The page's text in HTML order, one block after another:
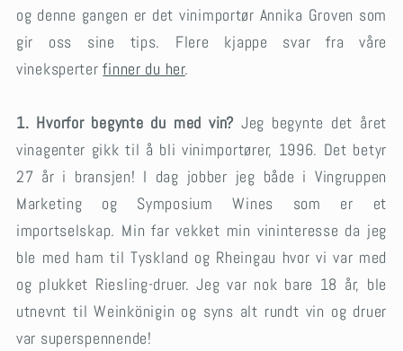
og denne gangen er det vinimportør Annika Groven som
gir oss sine tips. Flere kjappe svar fra våre
vineksperterfinner du her.
1. Hvorfor begynte du med vin? Jeg begynte det året
vinagenter gikk til å bli vinimportører, 1996. Det betyr
27 år i bransjen! I dag jobber jeg både i Vingruppen
Marketing og Symposium Wines som er et
importselskap. Min far vekket min vininteresse da jeg
ble med ham til Tyskland og Rheingau hvor vi var med
og plukket Riesling-druer. Jeg var nok bare 18 år, ble
utnevnt til Weinkönigin og syns alt rundt vin og druer
var superspennende!